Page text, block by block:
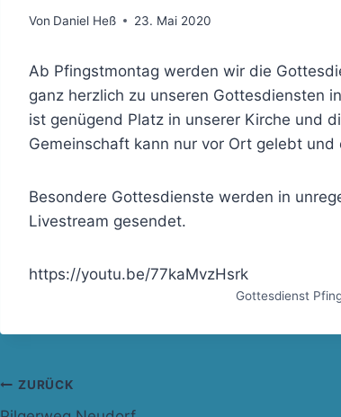
Von Daniel Heß 23. Mai 2020
Ab Pfingstmontag werden wir die
ganz herzlich zu unseren Gottesdiensten
ist genügend Platz in unserer Kirche und
Gemeinschaft kann nur vor Ort gelebt
Besondere Gottesdienste werden in
Livestream gesendet.
https://youtu.be/77kaMvzHsrk
Gottesdienst
Beitragsnavigation
ZURÜCK